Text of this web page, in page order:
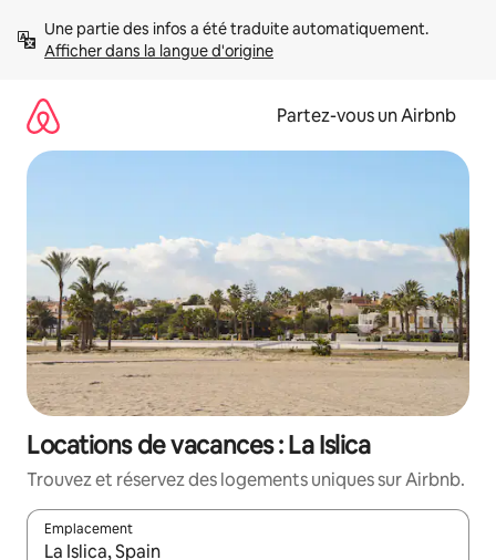
directement
Afficher dans la langue d'origine
Partez-vous un Airbnb
Locations de vacances : La Islica
Trouvez et réservez des logements uniques sur Airbnb.
Emplacement
Quand les résultats sont affichés, parcourez-les en utilisant